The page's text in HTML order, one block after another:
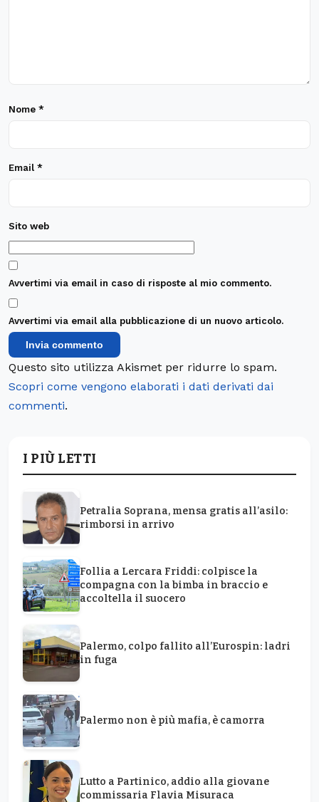
Nome *
Email *
Sito web
Avvertimi via email in caso di risposte al mio commento.
Avvertimi via email alla pubblicazione di un nuovo articolo.
Questo sito utilizza Akismet per ridurre lo spam.
Scopri come vengono elaborati i dati derivati dai
commenti.
I PIÙ LETTI
Petralia Soprana, mensa gratis all’asilo:
rimborsi in arrivo
Follia a Lercara Friddi: colpisce la
compagna con la bimba in braccio e
accoltella il suocero
Palermo, colpo fallito all’Eurospin: ladri
in fuga
Palermo non è più mafia, è camorra
Lutto a Partinico, addio alla giovane
commissaria Flavia Misuraca